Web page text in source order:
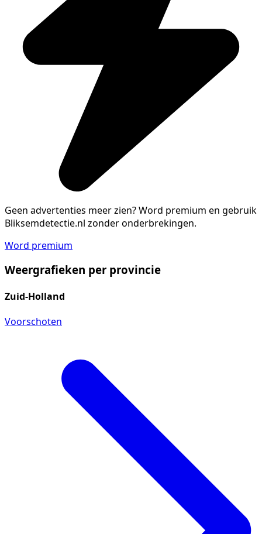
Geen advertenties meer zien?Word premium en gebruik
Bliksemdetectie.nl zonder onderbrekingen.
Word premium
Weergrafieken per provincie
Zuid-Holland
Voorschoten